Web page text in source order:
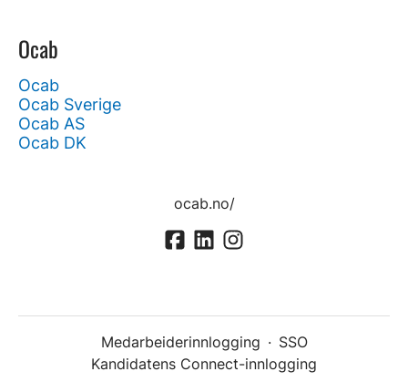
Ocab
Ocab
Ocab Sverige
Ocab AS
Ocab DK
ocab.no/
Medarbeiderinnlogging · SSO
Kandidatens Connect-innlogging